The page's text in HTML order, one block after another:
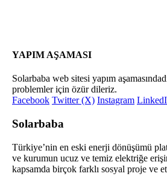
YAPIM AŞAMASI
Solarbaba web sitesi yapım
problemler için özür dileriz.
Facebook Twitter (X) Instagram
Solarbaba
Türkiye’nin en eski enerji dönüşümü
ve kurumun ucuz ve temiz elektriğe
kapsamda birçok farklı sosyal proje ve